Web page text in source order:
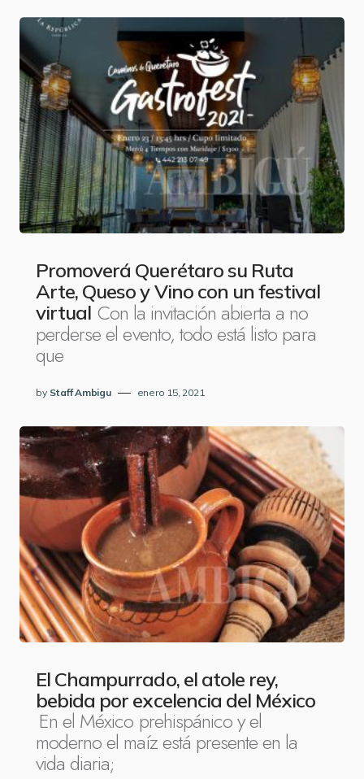
Promoverá Querétaro su Ruta
Arte, Queso y Vino con un festival
virtual Con la invitación abierta a no
perderse el evento, todo está listo para
que
by Staff Ambigu enero 15, 2021
El Champurrado, el atole rey,
bebida por excelencia del México
En el México prehispánico y el
moderno el maíz está presente en la
vida diaria;